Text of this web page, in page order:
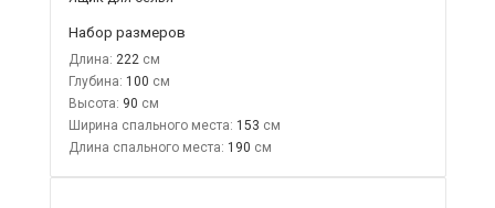
Набор размеров
Длина: 222
Глубина: 100
Высота: 90
Ширина спального места: 153
Длина спального места: 190